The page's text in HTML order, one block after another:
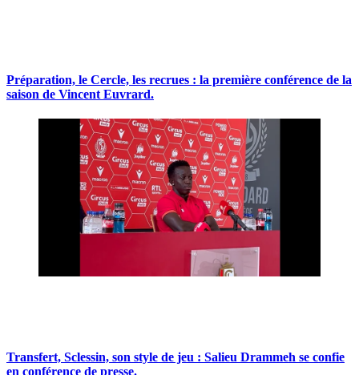
Préparation, le Cercle, les recrues : la première conférence de la
saison de Vincent Euvrard.
Transfert, Sclessin, son style de jeu : Salieu Drammeh se confie
en conférence de presse.